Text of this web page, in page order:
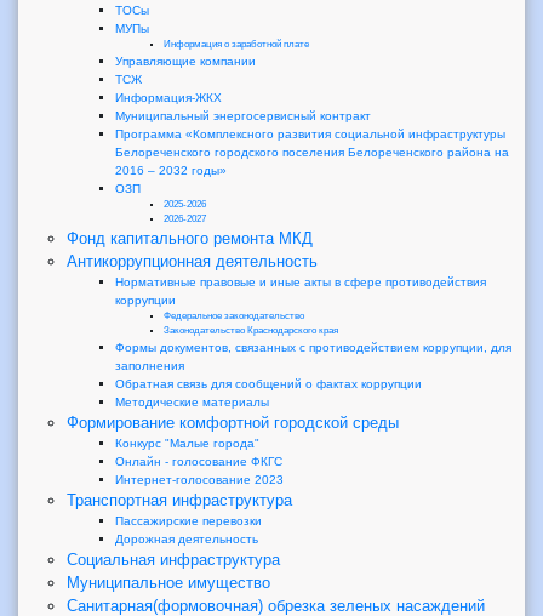
ТОСы
МУПы
Информация о заработной плате
Управляющие компании
ТСЖ
Информация-ЖКХ
Муниципальный энергосервисный контракт
Программа «Комплексного развития социальной инфраструктуры
Белореченского городского поселения Белореченского района на
2016 – 2032 годы»
ОЗП
2025-2026
2026-2027
Фонд капитального ремонта МКД
Антикоррупционная деятельность
Нормативные правовые и иные акты в сфере противодействия
коррупции
Федеральное законодательство
Законодательство Краснодарского края
Формы документов, связанных с противодействием коррупции, для
заполнения
Обратная связь для сообщений о фактах коррупции
Методические материалы
Формирование комфортной городской среды
Конкурс "Малые города"
Онлайн - голосование ФКГС
Интернет-голосование 2023
Транспортная инфраструктура
Пассажирские перевозки
Дорожная деятельность
Социальная инфраструктура
Муниципальное имущество
Санитарная(формовочная) обрезка зеленых насаждений